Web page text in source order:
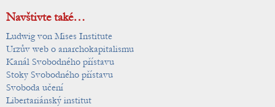
Navštivte také…
Ludwig von Mises Institute
Urzův web o anarchokapitalismu
Kanál Svobodného přístavu
Stoky Svobodného přístavu
Svoboda učení
Libertariánský institut